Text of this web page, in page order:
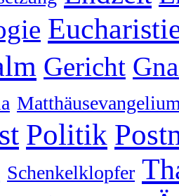
Gericht
Politik
Schenkelklopfer